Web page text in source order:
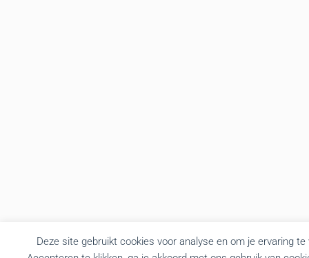
Deze site gebruikt cookies voor analyse en om je ervaring